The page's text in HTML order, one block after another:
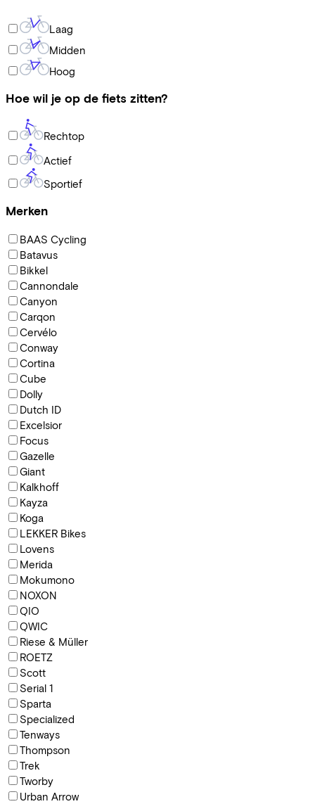
Laag
Midden
Hoog
Hoe wil je op de fiets zitten?
Rechtop
Actief
Sportief
Merken
BAAS Cycling
Batavus
Bikkel
Cannondale
Canyon
Carqon
Cervélo
Conway
Cortina
Cube
Dolly
Dutch ID
Excelsior
Focus
Gazelle
Giant
Kalkhoff
Kayza
Koga
LEKKER Bikes
Lovens
Merida
Mokumono
NOXON
QIO
QWIC
Riese & Müller
ROETZ
Scott
Serial 1
Sparta
Specialized
Tenways
Thompson
Trek
Tworby
Urban Arrow